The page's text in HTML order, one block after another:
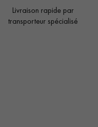
Livraison rapide par
transporteur spécialisé